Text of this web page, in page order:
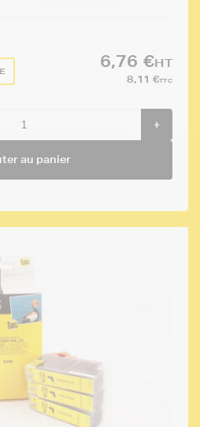
6,76 €HT
8,11 €TTC
+
au panier